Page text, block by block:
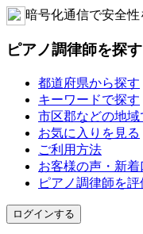
暗号化通信で安全
ピアノ調律師を探す
都道府県から探す
キーワードで探す
市区郡などの地
お気に入りを見る
ご利用方法
お客様の声・新
ピアノ調律師を評
ログインする